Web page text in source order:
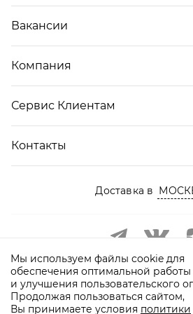
Вакансии
Компания
Сервис Клиентам
Контакты
Доставка в
Мы используем файлы cookie для
обеспечения оптимальной работы
и улучшения пользовательского
Продолжая пользоваться сайтом,
Вы принимаете условия политики